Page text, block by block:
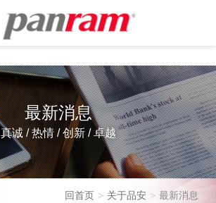
最新消息
真诚 / 热情 / 创新 / 卓越
回首页 关于品安 最新消息